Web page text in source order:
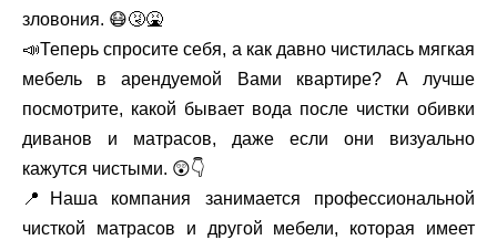
зловония. 😷🤧🤮
📣Теперь спросите себя, а как давно чистилась мягкая
мебель в арендуемой Вами квартире? А лучше
посмотрите, какой бывает вода после чистки обивки
диванов и матрасов, даже если они визуально
кажутся чистыми. 😲👇
📍Наша компания занимается профессиональной
чисткой матрасов и другой мебели, которая имеет